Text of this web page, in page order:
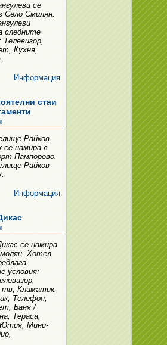
се
Село Смилян.
следните
Телевизор,
Кухня,
Информация
стаи
Райков
се намира в
Пампорово.
Райков
Информация
се намира
Хотел
условия:
тв, Климатик,
Телефон,
Баня /
Тераса,
Ютия, Мини-